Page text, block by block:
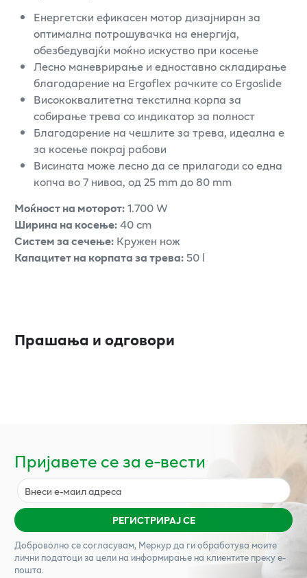
Енергетски ефикасен мотор дизајниран за
оптимална потрошувачка на енергија,
обезбедувајќи моќно искуство при косење
Лесно маневрирање и едноставно складирање
благодарение на Ergoflex рачките со Ergoslide
Висококвалитетна текстилна корпа за
собирање трева со индикатор за полност
Благодарение на чешлите за трева, идеална е
за косење покрај рабови
Висината може лесно да се прилагоди со една
копча во 7 нивоа, од 25 mm до 80 mm
Моќност на моторот:1.700 W
Ширина на косење:40 cm
Систем за сечење: Кружен нож
Капацитет на корпата за трева:50 l
Прашања и одговори
Пријавете се за е-вести
РЕГИСТРИРАЈ СЕ
Доброволно се согласувам, Меркурда ги обработува моите
лични податоци за цели на информирање на клиентите преку е-
пошта.